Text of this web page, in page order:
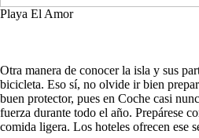
Playa El Amor
Otra manera de conocer la isla y sus
bicicleta. Eso sí, no olvide ir bien
buen protector, pues en Coche casi
fuerza durante todo el año. Prepárese
comida ligera. Los hoteles ofrecen ese